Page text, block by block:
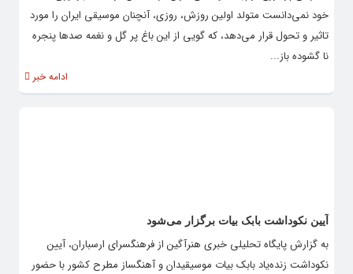
خود نمی‌دانست متولد اولین روزش، روزی، آنچنان موسیقی ایران را مورد
تاثیر و تحول قرار می‌دهد، که گویی از این باغ پر گل و نغمه صدها پنجره
نا گشوده باز...
ادامه خبر
آیین نکوداشت بابک بیات برگزار می‌شود
به گزارش پایگاه تحلیلی خبری هنرآگین از فرهنگسرای ارسباران، آیین
نکوداشت زنده‌یاد بابک بیات موسیقیدان و آهنگساز مطرح کشور با حضور